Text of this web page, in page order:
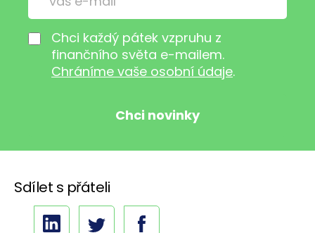
Chci každý pátek vzpruhu z
finančního světa e-mailem.
Chráníme vaše osobní údaje.
Sdílet s přáteli